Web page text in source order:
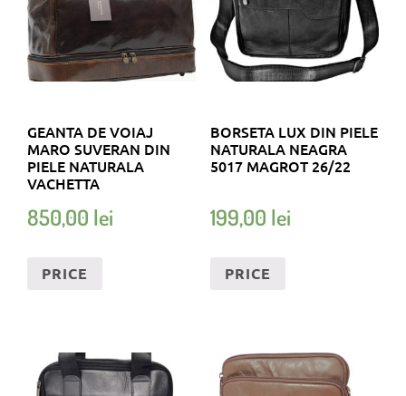
GEANTA DE VOIAJ
MARO SUVERAN DIN
PIELE NATURALA
VACHETTA
850,00 lei
PRICE
BORSETA LUX DIN PIELE
NATURALA NEAGRA
5017 MAGROT 26/22
199,00 lei
PRICE